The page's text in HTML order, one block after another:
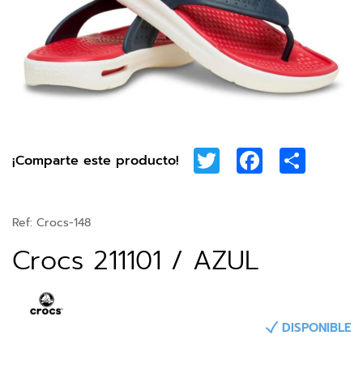
¡Comparte este producto! Twitter Facebook
Ref: Crocs-148
Crocs 211101 / AZUL
DISPONIBLE